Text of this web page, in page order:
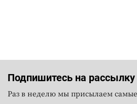
Подпишитесь на рассылку
Раз в неделю мы присылаем